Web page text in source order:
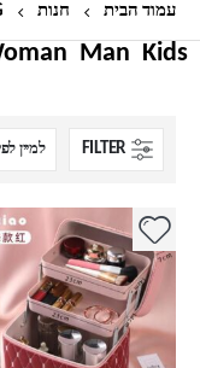
עמוד הבית חנות
Kids
Man
FILTER
למוצר
מספר
סוגים.
ניתן